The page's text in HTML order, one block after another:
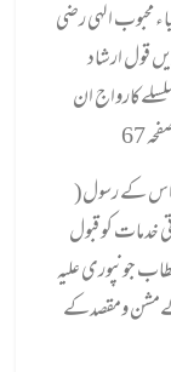
محبوب الہی رضی
قول ارشاد
سلسلےکارواج ان
67
)یہ قبولیس بات کی طرف واضح اشارہ ہے کہ اللہ تعالی اور اس کے رسول
خدمات کو قبول
جونپوری علیہ
ومقصدکے